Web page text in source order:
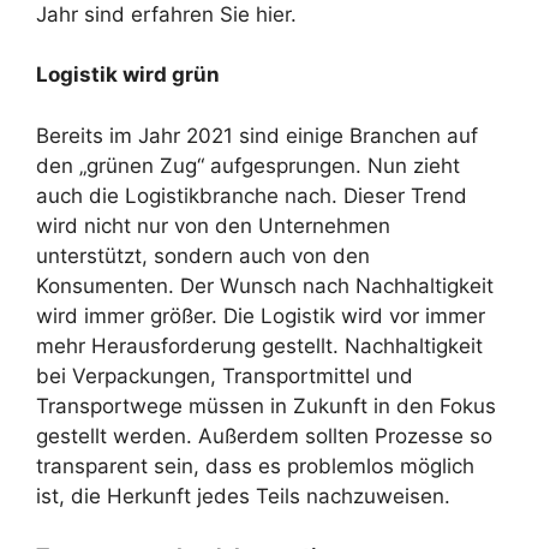
Jahr sind erfahren Sie hier.
Logistik wird grün
Bereits im Jahr 2021 sind einige Branchen auf
den „grünen Zug“ aufgesprungen. Nun zieht
auch die Logistikbranche nach. Dieser Trend
wird nicht nur von den Unternehmen
unterstützt, sondern auch von den
Konsumenten. Der Wunsch nach Nachhaltigkeit
wird immer größer. Die Logistik wird vor immer
mehr Herausforderung gestellt. Nachhaltigkeit
bei Verpackungen, Transportmittel und
Transportwege müssen in Zukunft in den Fokus
gestellt werden. Außerdem sollten Prozesse so
transparent sein, dass es problemlos möglich
ist, die Herkunft jedes Teils nachzuweisen.